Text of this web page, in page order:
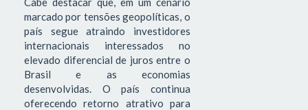
marcado por tensões geopolíticas, o
país segue atraindo investidores
internacionais interessados no
elevado diferencial de juros entre o
Brasil e as economias
desenvolvidas. O país continua
oferecendo retorno atrativo para